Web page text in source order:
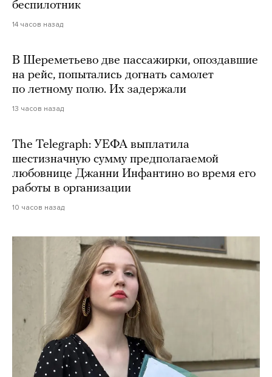
беспилотник
14 часов назад
В Шереметьево две пассажирки, опоздавшие
на рейс, попытались догнать самолет
по летному полю. Их задержали
13 часов назад
The Telegraph: УЕФА выплатила
шестизначную сумму предполагаемой
любовнице Джанни Инфантино во время его
работы в организации
10 часов назад